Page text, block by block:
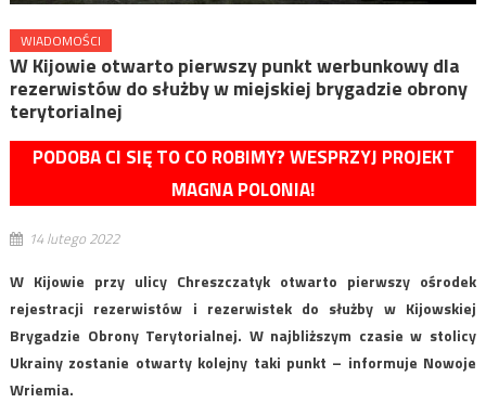
WIADOMOŚCI
W Kijowie otwarto pierwszy punkt werbunkowy dla
rezerwistów do służby w miejskiej brygadzie obrony
terytorialnej
PODOBA CI SIĘ TO CO ROBIMY? WESPRZYJ PROJEKT
MAGNA POLONIA!
14 lutego 2022
W Kijowie przy ulicy Chreszczatyk otwarto pierwszy ośrodek
rejestracji rezerwistów i rezerwistek do służby w Kijowskiej
Brygadzie Obrony Terytorialnej. W najbliższym czasie w stolicy
Ukrainy zostanie otwarty kolejny taki punkt – informuje Nowoje
Wriemia.